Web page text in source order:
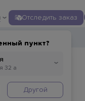
пункт?
Другой
Отследить заказ